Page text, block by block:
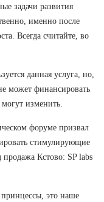
задачи развития
именно после
Всегда считайте, во
данная услуга, но,
может финансировать
изменить.
форуме призвал
стимулирующие
Кстово: SP labs
это наше